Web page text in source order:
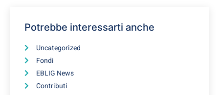
Potrebbe interessarti anche
Uncategorized
Fondi
EBLIG News
Contributi